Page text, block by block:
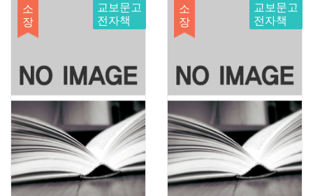
소
장
교보문고
전자책
소
장
교보문고
전자책